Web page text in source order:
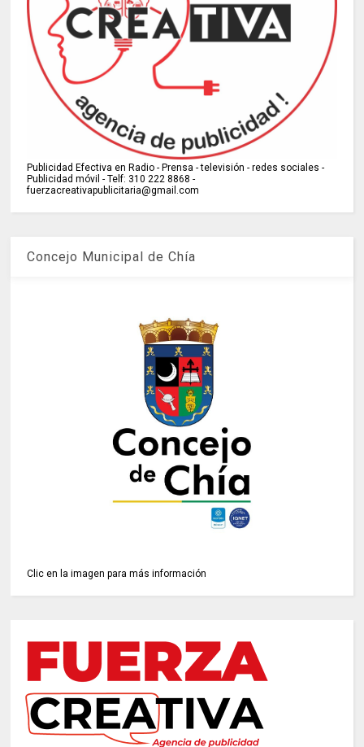
Publicidad Efectiva en Radio - Prensa - televisión - redes sociales -
Publicidad móvil - Telf: 310 222 8868 -
fuerzacreativapublicitaria@gmail.com
Concejo Municipal de Chía
Clic en la imagen para más información